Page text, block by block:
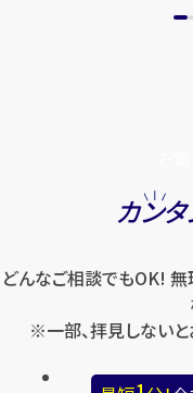
カン
どんなご相談でもOK!
※一部、拝見しないと